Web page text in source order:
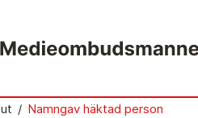
/ Namngav häktad person